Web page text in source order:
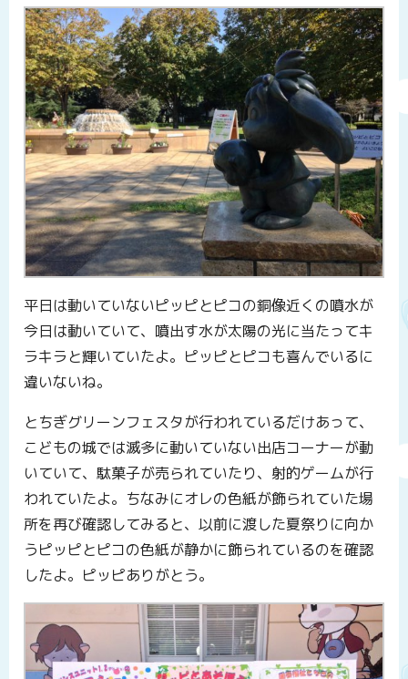
平日は動いていないピッピとピコの銅像近くの噴水が
今日は動いていて、噴出す水が太陽の光に当たってキ
ラキラと輝いていたよ。ピッピとピコも喜んでいるに
違いないね。
とちぎグリーンフェスタが行われているだけあって、
こどもの城では滅多に動いていない出店コーナーが動
いていて、駄菓子が売られていたり、射的ゲームが行
われていたよ。ちなみにオレの色紙が飾られていた場
所を再び確認してみると、以前に渡した夏祭りに向か
うピッピとピコの色紙が静かに飾られているのを確認
したよ。ピッピありがとう。